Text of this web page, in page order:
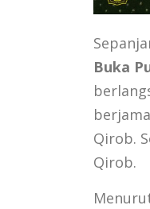
Buka
Qirob.
Qirob.